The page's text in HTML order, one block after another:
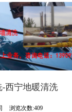
西宁地暖清洗
浏览次数:409